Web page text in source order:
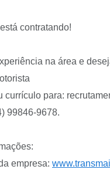
contratando!
na área e
currículo para:
99846-9678.
empresa: